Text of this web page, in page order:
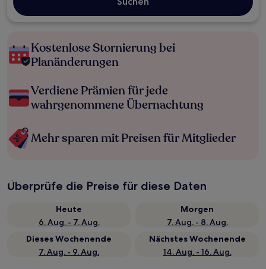
Kostenlose Stornierung bei
Planänderungen
Verdiene Prämien für jede
wahrgenommene Übernachtung
Mehr sparen mit Preisen für Mitglieder
Überprüfe die Preise für diese Daten
Heute
6. Aug. - 7. Aug.
Morgen
7. Aug. - 8. Aug.
Dieses Wochenende
7. Aug. - 9. Aug.
Nächstes Wochenende
14. Aug. - 16. Aug.